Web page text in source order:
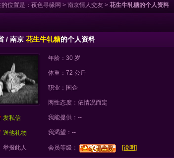
位置是： 夜色寻缘网 > 南京情人交友 > 花生牛轧糖的个人资料
/ 南京 花生牛轧糖的个人资料
发私信
送他礼物
举报此人
年龄：30 岁
体重：72 公斤
职业：国企
两性态度：依情况而定
我能提供：--
我渴望：--
会员等级： [说明]